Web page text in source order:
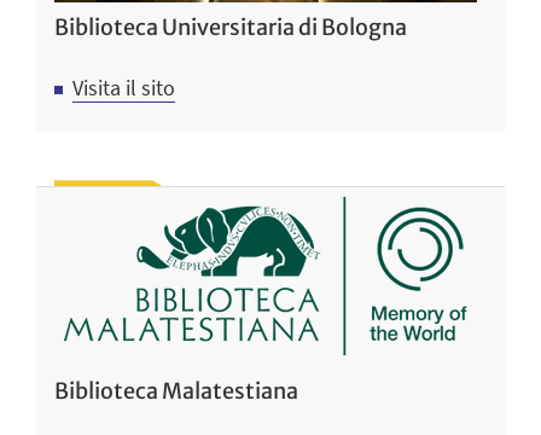
Biblioteca Universitaria di Bologna
Visita il sito
Biblioteca Malatestiana